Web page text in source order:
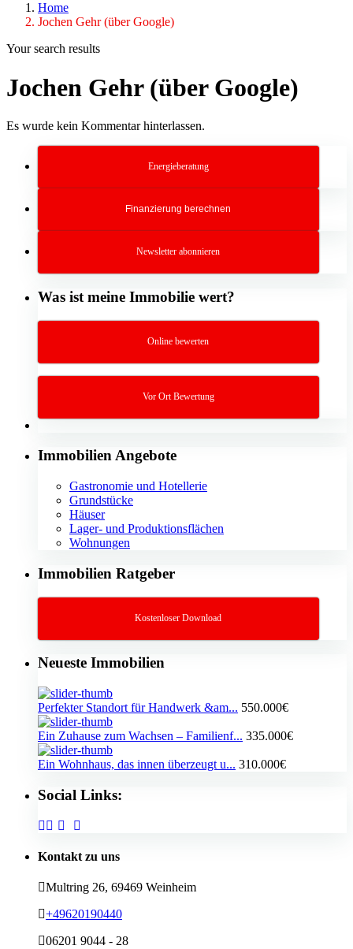
Home
Jochen Gehr (über Google)
Your search results
Jochen Gehr (über Google)
Es wurde kein Kommentar hinterlassen.
Energieberatung
Finanzierung berechnen
Newsletter abonnieren
Was ist meine Immobilie wert?
Online bewerten
Vor Ort Bewertung
Immobilien Angebote
Gastronomie und Hotellerie
Grundstücke
Häuser
Lager- und Produktionsflächen
Wohnungen
Immobilien Ratgeber
Kostenloser Download
Neueste Immobilien
Perfekter Standort für Handwerk &am... 550.000€
Ein Zuhause zum Wachsen – Familienf... 335.000€
Ein Wohnhaus, das innen überzeugt u... 310.000€
Social Links:
Kontakt zu uns
Multring 26, 69469 Weinheim
+49620190440
06201 9044 - 28